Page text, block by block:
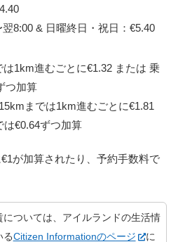
8:00 & 日曜終日・祝日：€5.40
1km進むごとに€1.32 または 乗
つ加算
までは1km進むごとに€1.81
は€0.64ずつ加算
が加算されたり、予約手数料で
については、アイルランドの生活情
るCitizen Informationのページ
に